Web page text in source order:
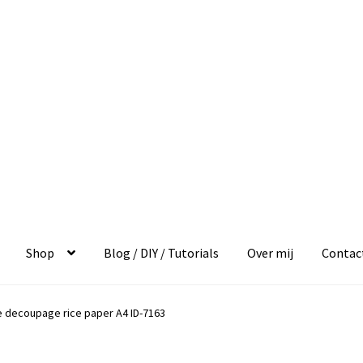
Shop Blog / DIY / Tutorials Over mij
rice paper A4 ID-7163